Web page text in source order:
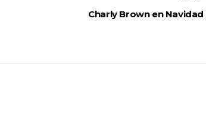
Charly Brown en Navidad